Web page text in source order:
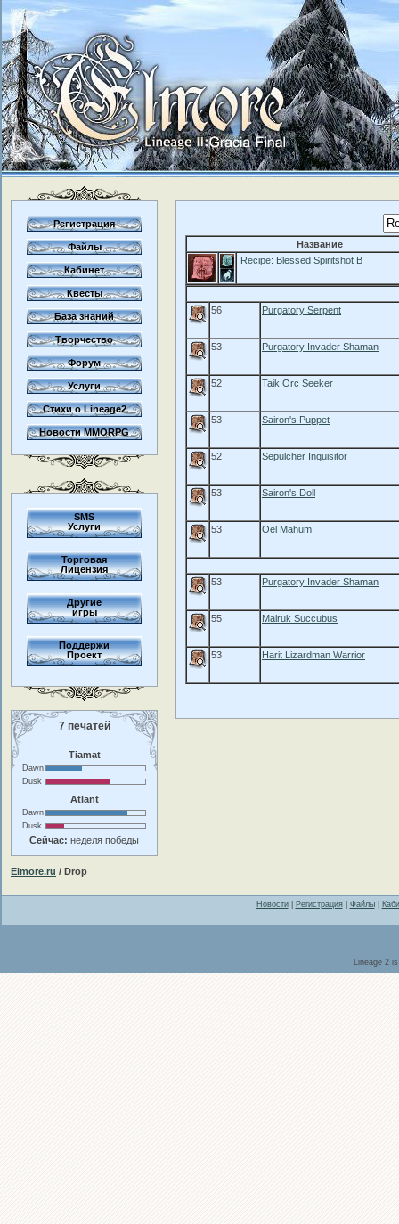
Регистрация
Файлы
Кабинет
Квесты
База знаний
Творчество
Форум
Услуги
Стихи о Lineage2
Новости MMORPG
SMS
Услуги
Торговая
Лицензия
Другие
игры
Поддержи
Проект
7 печатей
Tiamat
Dawn
Dusk
Atlant
Dawn
Dusk
Сейчас: неделя победы
Название
Recipe: Blessed Spiritshot B
56 Purgatory Serpent
53 Purgatory Invader Shaman
52 Taik Orc Seeker
53 Sairon's Puppet
52 Sepulcher Inquisitor
53 Sairon's Doll
53 Oel Mahum
53 Purgatory Invader Shaman
55 Malruk Succubus
53 Harit Lizardman Warrior
Elmore.ru / Drop
Новости| Регистрация| Файлы|
Lineage 2